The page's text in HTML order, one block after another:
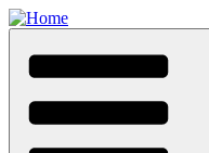
Skip
to
main
content